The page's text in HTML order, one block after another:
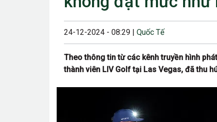
23/08/2024 12:00
28/06/2024 12:00
25/04/2024 6:00
26/10/2023
24-12-2024 - 08:29 | Quốc Tế
Theo thông tin từ các kênh truyền hình
thành viên LIV Golf tại Las Vegas, đã thu